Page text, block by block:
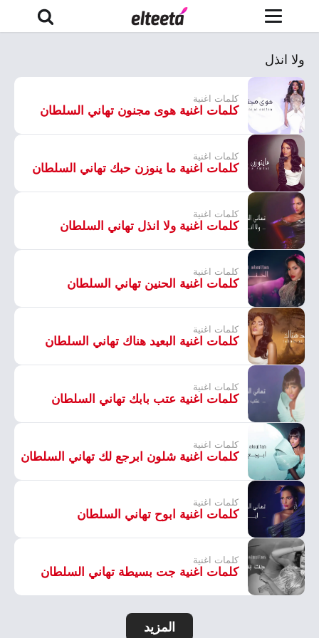
ولا انذل
كلمات اغنية
كلمات اغنية هوى مجنون تهاني السلطان
كلمات اغنية
كلمات اغنية ما ينوزن حبك تهاني السلطان
كلمات اغنية
كلمات اغنية ولا انذل تهاني السلطان
كلمات اغنية
كلمات اغنية الحنين تهاني السلطان
كلمات اغنية
كلمات اغنية البعيد هناك تهاني السلطان
كلمات اغنية
كلمات اغنية عتب بابك تهاني السلطان
كلمات اغنية
كلمات اغنية شلون ابرجع لك تهاني السلطان
كلمات اغنية
كلمات اغنية ابوح تهاني السلطان
كلمات اغنية
كلمات اغنية جت بسيطة تهاني السلطان
المزيد